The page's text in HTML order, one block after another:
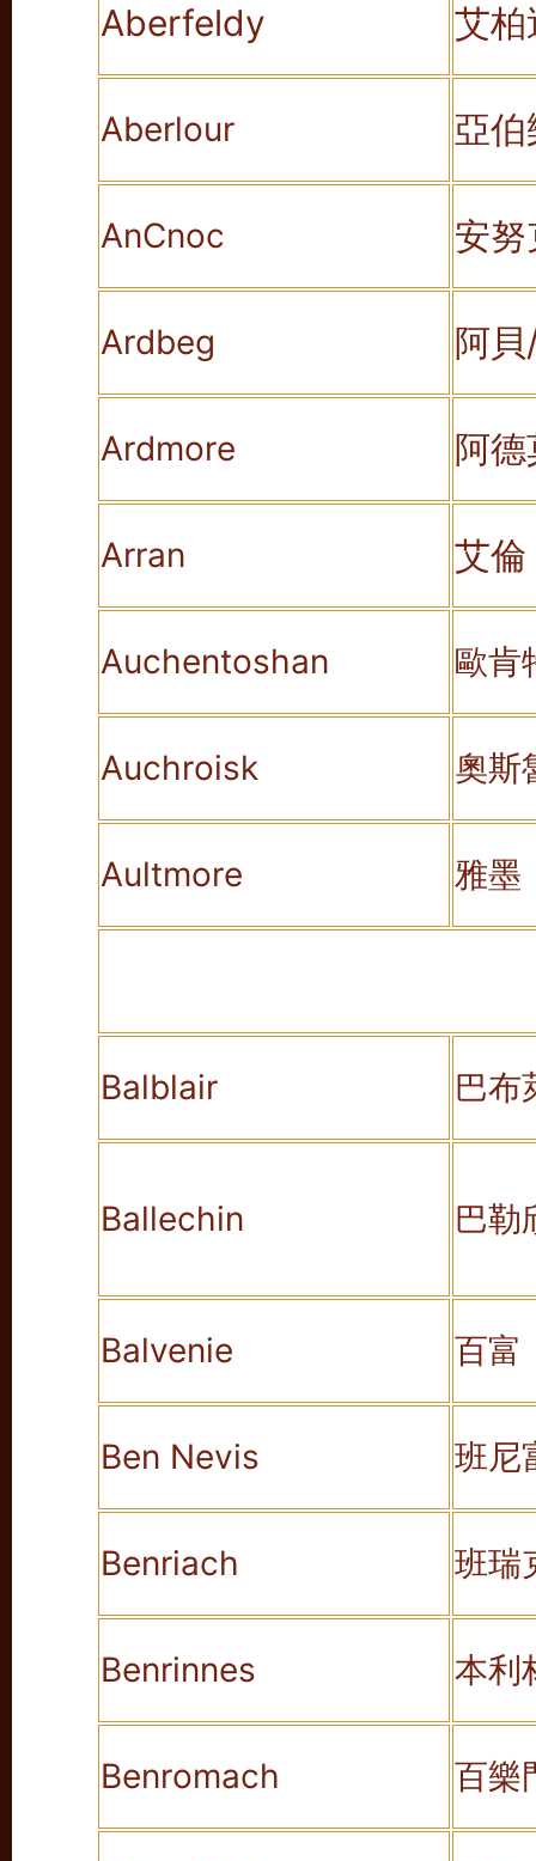
Aberfeldy 艾柏
Aberlour 亞伯
AnCnoc 安努
Ardbeg 阿
Ardmore 阿
Arran 艾倫
Auchentoshan 歐肯
Auchroisk 奧斯
Aultmore 雅墨
Balblair 巴布
Ballechin 巴勒
Balvenie 百富
Ben Nevis 班尼
Benriach 班瑞
Benrinnes 本利
Benromach 百樂